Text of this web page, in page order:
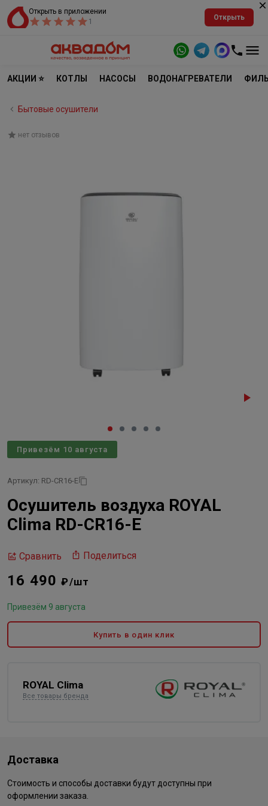
Открыть в приложении
1
Открыть
АКЦИИ ⭐ КОТЛЫ НАСОСЫ ВОДОНАГРЕВАТЕЛИ
Бытовые осушители
нет отзывов
Привезём 10 августа
Артикул: RD-CR16-E
Осушитель воздуха ROYAL
Clima RD-CR16-E
Сравнить Поделиться
16 490₽/шт
Привезём 9 августа
Купить в один клик
ROYAL Clima
Все товары бренда
Доставка
Стоимость и способы доставки будут доступны при
оформлении заказа.